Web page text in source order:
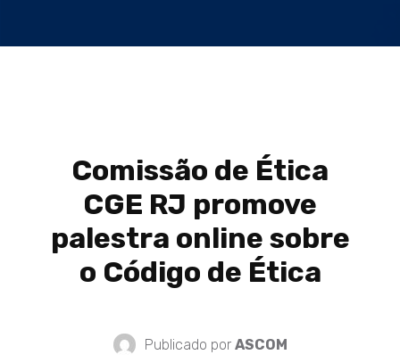
Comissão de Ética
CGE RJ promove
palestra online sobre
o Código de Ética
Publicado por ASCOM